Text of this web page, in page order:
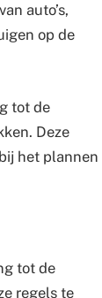
auto’s,
op de
tot de
Deze
het plannen
tot de
regels te